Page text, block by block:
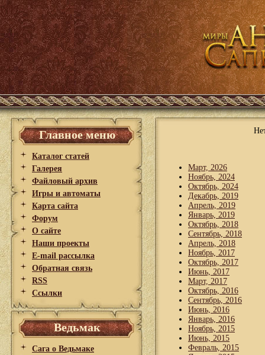
Главное меню
Каталог статей
Галерея
Файловый архив
Игры и автоматы
Карта сайта
Форум
О сайте
Наши проекты
E-mail рассылка
Обратная связь
RSS
Ссылки
Ведьмак
Сага о Ведьмаке
Март, 2026
Ноябрь, 2024
Октябрь, 2024
Декабрь, 2019
Апрель, 2019
Январь, 2019
Октябрь, 2018
Сентябрь, 2018
Апрель, 2018
Ноябрь, 2017
Октябрь, 2017
Июнь, 2017
Март, 2017
Октябрь, 2016
Сентябрь, 2016
Июнь, 2016
Январь, 2016
Ноябрь, 2015
Июнь, 2015
Февраль, 2015